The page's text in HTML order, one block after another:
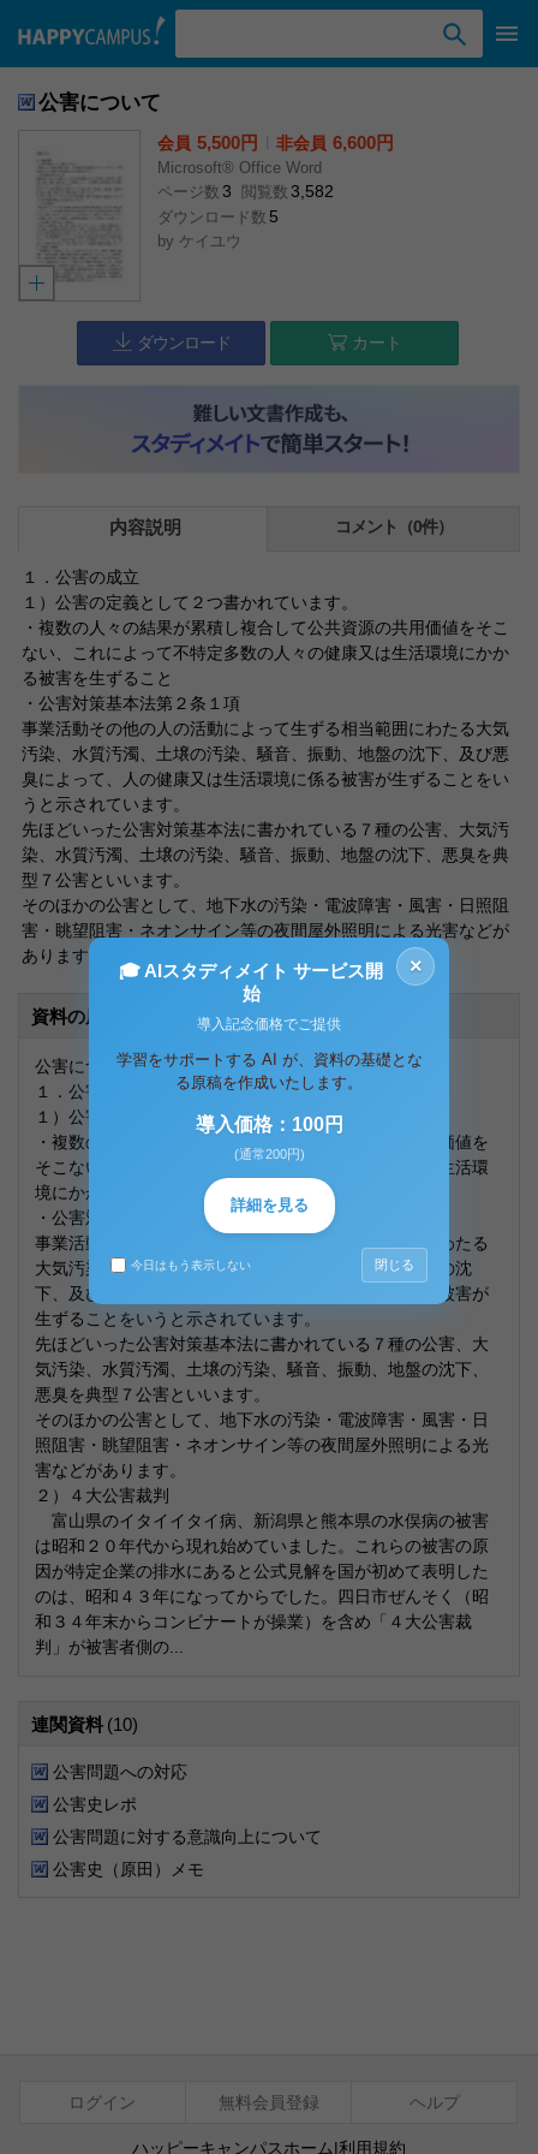
公害について
会員 5,500円 非会員 6,600円
Microsoft® Office Word
ページ数 3 閲覧数 3,582
ダウンロード数 5
by ケイユウ
ダウンロード カート
内容説明 コメント（0件）
１．公害の成立
１）公害の定義として２つ書かれています。
・複数の人々の結果が累積し複合して公共資源の共用価値をそこ
ない、これによって不特定多数の人々の健康又は生活環境にかか
る被害を生ずること
・公害対策基本法第２条１項
事業活動その他の人の活動によって生ずる相当範囲にわたる大気
汚染、水質汚濁、土壌の汚染、騒音、振動、地盤の沈下、及び悪
臭によって、人の健康又は生活環境に係る被害が生ずることをい
うと示されています。
先ほどいった公害対策基本法に書かれている７種の公害、大気汚
染、水質汚濁、土壌の汚染、騒音、振動、地盤の沈下、悪臭を典
型７公害といいます。
そのほかの公害として、地下水の汚染・電波障害・風害・日照阻
害・眺望阻害・ネオンサイン等の夜間屋外照明による光害などが
あります。
資料の原本内容
公害について
１．公害の成立
１）公害の定義として２つ書かれています。
・複数の人々の結果が累積し複合して公共資源の共用価値を
そこない、これによって不特定多数の人々の健康又は生活環
境にかかる被害を生ずること
・公害対策基本法第２条１項
事業活動その他の人の活動によって生ずる相当範囲にわたる
大気汚染、水質汚濁、土壌の汚染、騒音、振動、地盤の沈
下、及び悪臭によって、人の健康又は生活環境に係る被害が
生ずることをいうと示されています。
先ほどいった公害対策基本法に書かれている７種の公害、大
気汚染、水質汚濁、土壌の汚染、騒音、振動、地盤の沈下、
悪臭を典型７公害といいます。
そのほかの公害として、地下水の汚染・電波障害・風害・日
照阻害・眺望阻害・ネオンサイン等の夜間屋外照明による光
害などがあります。
２）４大公害裁判
富山県のイタイイタイ病、新潟県と熊本県の水俣病の被害
は昭和２０年代から現れ始めていました。これらの被害の原
因が特定企業の排水にあると公式見解を国が初めて表明した
のは、昭和４３年になってからでした。四日市ぜんそく（昭
和３４年末からコンビナートが操業）を含め「４大公害裁
判」が被害者側の...
連関資料 (10)
公害問題への対応
公害史レポ
公害問題に対する意識向上について
公害史（原田）メモ
ログイン 無料会員登録 ヘルプ
ハッピーキャンパスホーム|利用規約
×
🎓 AIスタディメイト サービス開
始
導入記念価格でご提供
学習をサポートする AI が、資料の基礎とな
る原稿を作成いたします。
導入価格：100円
(通常200円)
詳細を見る
今日はもう表示しない 閉じる